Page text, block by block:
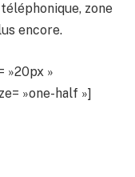
zone
encore.
»20px »
»one-half »]